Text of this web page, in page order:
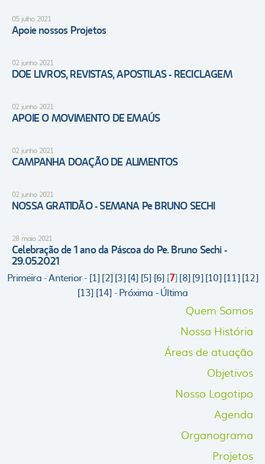
05 julho 2021
Apoie nossos Projetos
02 junho 2021
DOE LIVROS, REVISTAS, APOSTILAS - RECICLAGEM
02 junho 2021
APOIE O MOVIMENTO DE EMAÚS
02 junho 2021
CAMPANHA DOAÇÃO DE ALIMENTOS
02 junho 2021
NOSSA GRATIDÃO - SEMANA Pe BRUNO SECHI
28 maio 2021
Celebração de 1 ano da Páscoa do Pe. Bruno Sechi -
29.05.2021
Primeira-Anterior- [1][2] [3] [4] [5] [6][7][8] [9] [10] [11] [12]
[13] [14]-Próxima -Última
Quem Somos
Nossa História
Áreas de atuação
Objetivos
Nosso Logotipo
Agenda
Organograma
Projetos